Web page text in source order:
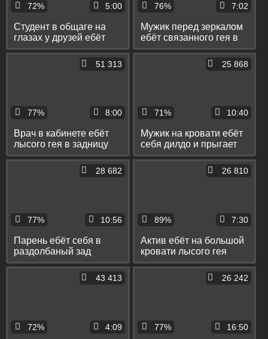
72% 5:00
Студент в общаге на
глазах у друзей ебёт
пассива в зад и кончает
76% 7:02
Мужик перед зеркалом
ебёт связанного гея в
раздолбаный зад и
фистит его рукой
77%
51 313
8:00
Врач в кабинете ебёт
лысого гея в задницу
термометром и
пальцем и дрочит его
71%
25 868
10:40
Мужик на кровати ебёт
себя дилдо и прыгает
на нём тугим пердаком
77%
28 682
10:56
Парень ебёт себя в
раздолбаный зад
стеклянным дилдо и
растягивает его
89%
26 810
7:30
Актив ебёт на большой
кровати лысого гея
раком и в классической
72%
43 413
4:09 77%
26 242
16:50